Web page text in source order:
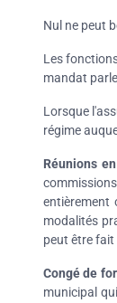
Nul ne peut
Les
mandat
Lorsque
régime
Réunions
entièrement
modalités
peut être
Congé de
municipal